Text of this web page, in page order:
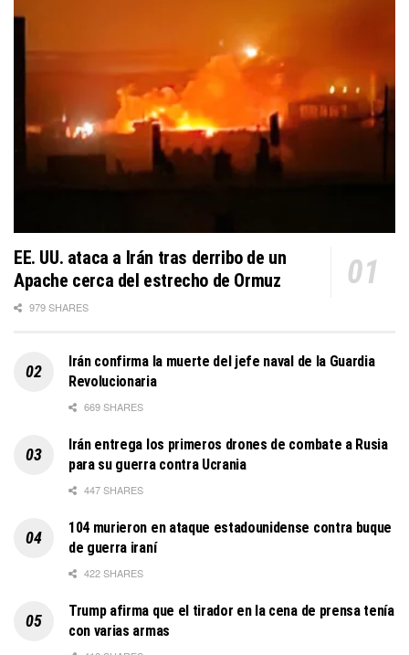
EE. UU. ataca a Irán tras derribo de un
Apache cerca del estrecho de Ormuz
979 SHARES
Irán confirma la muerte del jefe naval de la Guardia
Revolucionaria
669 SHARES
Irán entrega los primeros drones de combate a Rusia
para su guerra contra Ucrania
447 SHARES
104 murieron en ataque estadounidense contra buque
de guerra iraní
422 SHARES
Trump afirma que el tirador en la cena de prensa tenía
con varias armas